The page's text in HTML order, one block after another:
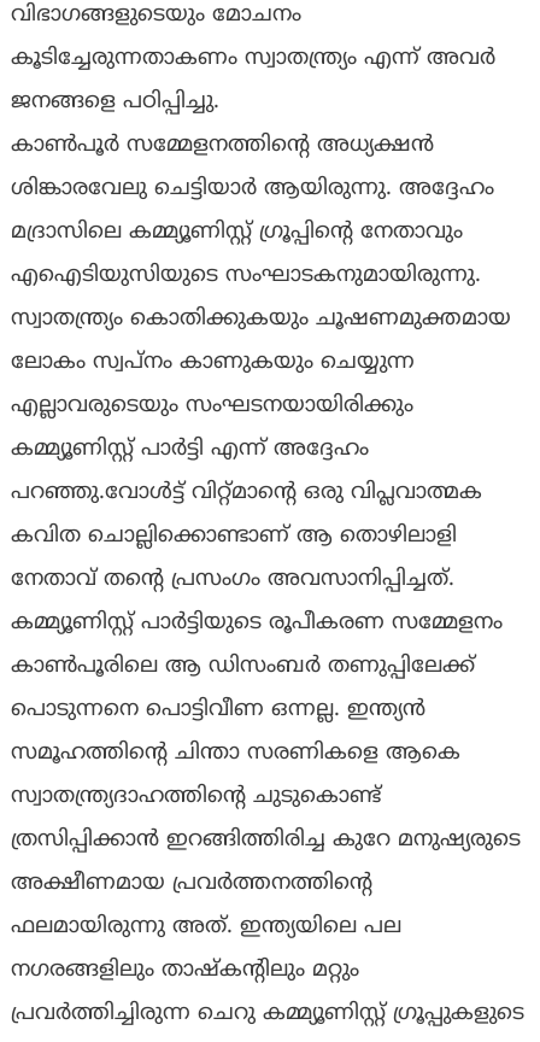
വിഭാഗങ്ങളുടെയും മോചനം
കൂടിച്ചേരുന്നതാകണം സ്വാതന്ത്ര്യം എന്ന് അവർ
ജനങ്ങളെ പഠിപ്പിച്ചു.
കാൺപൂർ സമ്മേളനത്തിന്റെ അധ്യക്ഷൻ
ശിങ്കാരവേലു ചെട്ടിയാർ ആയിരുന്നു. അദ്ദേഹം
മദ്രാസിലെ കമ്മ്യൂണിസ്റ്റ് ഗ്രൂപ്പിന്റെ നേതാവും
എഐടിയുസിയുടെ സംഘാടകനുമായിരുന്നു.
സ്വാതന്ത്ര്യം കൊതിക്കുകയും ചൂഷണമുക്തമായ
ലോകം സ്വപ്നം കാണുകയും ചെയ്യുന്ന
എല്ലാവരുടെയും സംഘടനയായിരിക്കും
കമ്മ്യൂണിസ്റ്റ് പാർട്ടി എന്ന് അദ്ദേഹം
പറഞ്ഞു.വോൾട്ട് വിറ്റ്മാന്റെ ഒരു വിപ്ലവാത്മക
കവിത ചൊല്ലിക്കൊണ്ടാണ് ആ തൊഴിലാളി
നേതാവ് തന്റെ പ്രസംഗം അവസാനിപ്പിച്ചത്.
കമ്മ്യൂണിസ്റ്റ് പാർട്ടിയുടെ രൂപീകരണ സമ്മേളനം
കാൺപൂരിലെ ആ ഡിസംബർ തണുപ്പിലേക്ക്
പൊടുന്നനെ പൊട്ടിവീണ ഒന്നല്ല. ഇന്ത്യൻ
സമൂഹത്തിന്റെ ചിന്താ സരണികളെ ആകെ
സ്വാതന്ത്ര്യദാഹത്തിന്റെ ചുടുകൊണ്ട്
ത്രസിപ്പിക്കാൻ ഇറങ്ങിത്തിരിച്ച കുറേ മനുഷ്യരുടെ
അക്ഷീണമായ പ്രവർത്തനത്തിന്റെ
ഫലമായിരുന്നു അത്. ഇന്ത്യയിലെ പല
നഗരങ്ങളിലും താഷ്കന്റിലും മറ്റും
പ്രവർത്തിച്ചിരുന്ന ചെറു കമ്മ്യൂണിസ്റ്റ് ഗ്രൂപ്പുകളുടെ